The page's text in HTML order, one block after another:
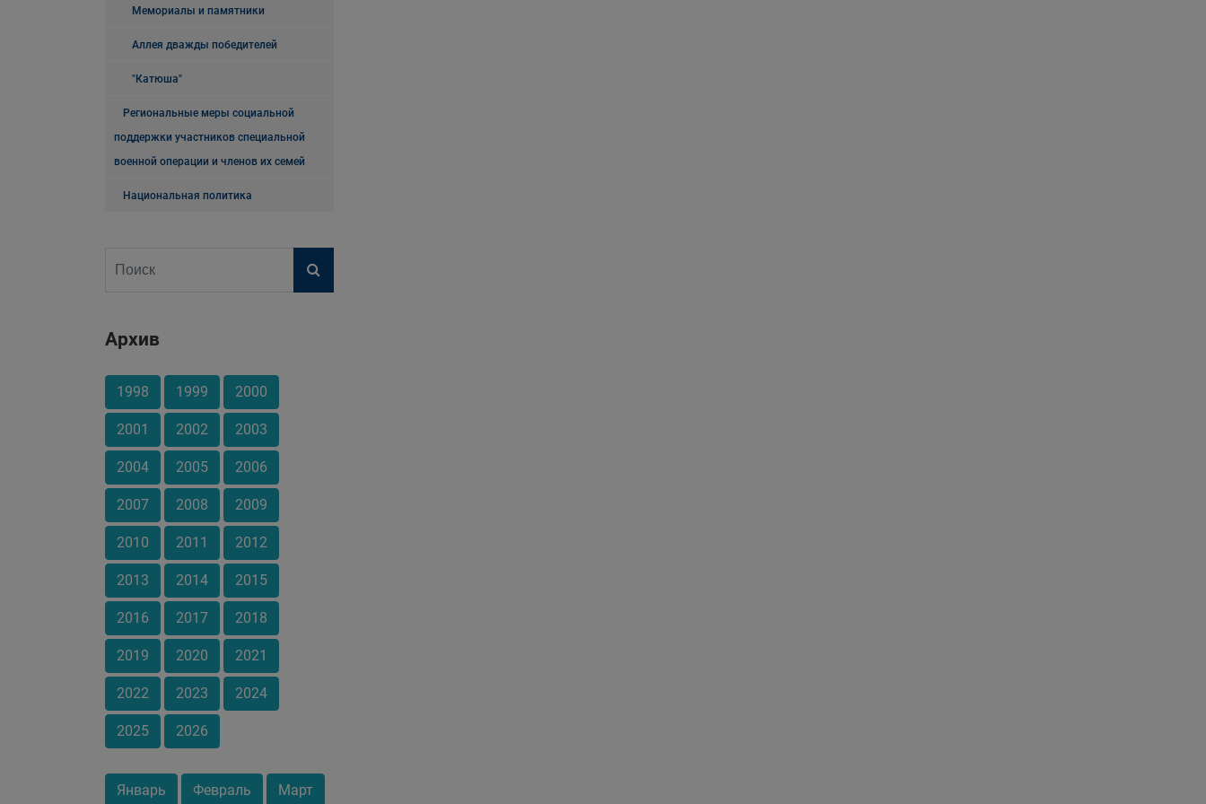
Мемориалы и памятники
Аллея дважды победителей
"Катюша"
Региональные меры социальной
поддержки участников специальной
военной операции и членов их семей
Национальная политика
Архив
1998 1999 2000
2001 2002 2003
2004 2005 2006
2007 2008 2009
2010 2011 2012
2013 2014 2015
2016 2017 2018
2019 2020 2021
2022 2023 2024
2025 2026
Январь Февраль Март